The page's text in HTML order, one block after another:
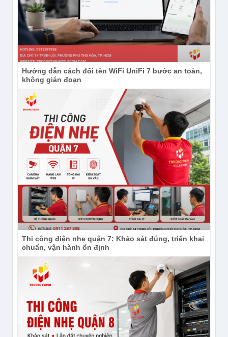
Hướng dẫn cách đổi tên WiFi UniFi 7 bước an toàn,
không gián đoạn
Thi công điện nhẹ quận 7: Khảo sát đúng, triển khai
chuẩn, vận hành ổn định